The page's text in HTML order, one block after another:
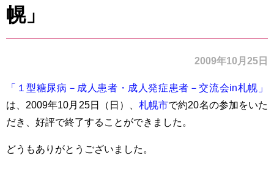
幌」
2009年10月25日
「１型糖尿病－成人患者・成人発症患者－交流会in札幌」
は、2009年10月25日（日）、 札幌市で約20名の参加をいた
だき、好評で終了することができました。
どうもありがとうございました。